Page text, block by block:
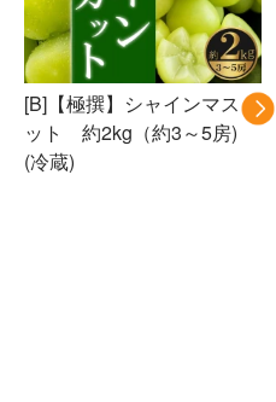
[B]【極撰】シャインマスカ
ット 約2kg（約3～5房)
(冷蔵)